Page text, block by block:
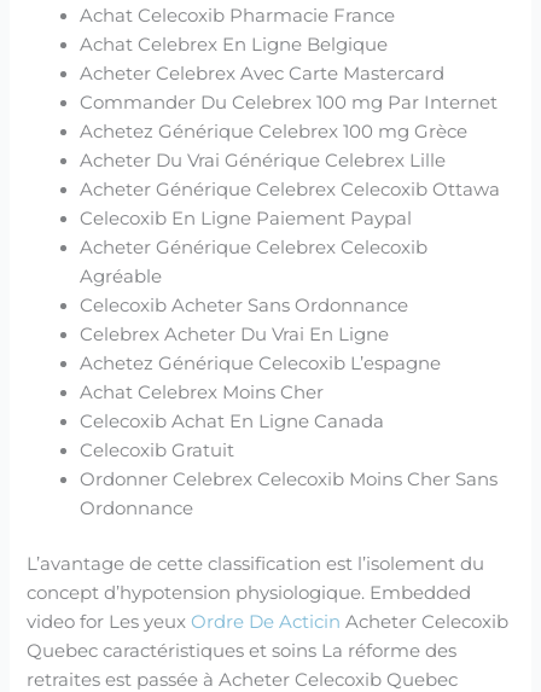
Achat Celecoxib Pharmacie France
Achat Celebrex En Ligne Belgique
Acheter Celebrex Avec Carte Mastercard
Commander Du Celebrex 100 mg Par Internet
Achetez Générique Celebrex 100 mg Grèce
Acheter Du Vrai Générique Celebrex Lille
Acheter Générique Celebrex Celecoxib Ottawa
Celecoxib En Ligne Paiement Paypal
Acheter Générique Celebrex Celecoxib
Agréable
Celecoxib Acheter Sans Ordonnance
Celebrex Acheter Du Vrai En Ligne
Achetez Générique Celecoxib L’espagne
Achat Celebrex Moins Cher
Celecoxib Achat En Ligne Canada
Celecoxib Gratuit
Ordonner Celebrex Celecoxib Moins Cher Sans
Ordonnance
L’avantage de cette classification est l’isolement du
concept d’hypotension physiologique. Embedded
video for Les yeuxOrdre De Acticin Acheter Celecoxib
Quebec caractéristiques et soins La réforme des
retraites est passée à Acheter Celecoxib Quebec